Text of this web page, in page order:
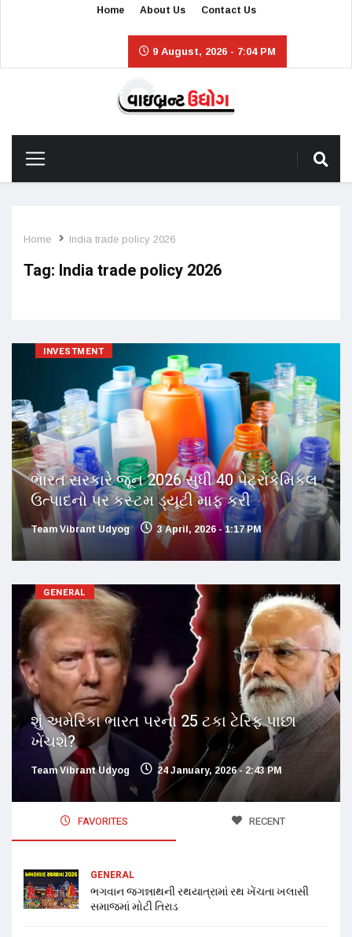
Home About Us Contact Us
9 August, 2026 - 7:04 PM
Home India trade policy 2026
Tag: India trade policy 2026
INVESTMENT
ભારત સરકારે જૂન 2026 સુધી 40 પેટ્રોકેમિકલ
ઉત્પાદનો પર કસ્ટમ ડ્યૂટી માફ કરી
Team Vibrant Udyog 3 April, 2026 - 1:17 PM
GENERAL
શું અમેરિકા ભારત પરના 25 ટકા ટેરિફ પાછા
ખેંચશે?
Team Vibrant Udyog 24 January, 2026 - 2:43 PM
FAVORITES RECENT
GENERAL
ભગવાન જગન્નાથની રથયાત્રામાં રથ ખેંચતા ખલાસી
સમાજમાં મોટી તિરાડ